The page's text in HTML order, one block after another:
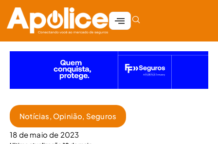
Notícias, Opinião, Seguros
18 de maio de 2023